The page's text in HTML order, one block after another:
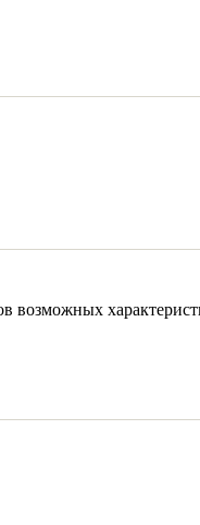
возможных